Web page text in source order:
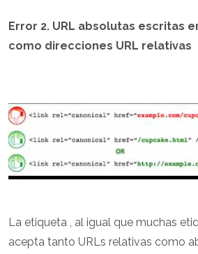
Error 2. URL absolutas escritas
como direcciones URL relativas
La etiqueta , al igual que muchas
acepta tanto URLs relativas como